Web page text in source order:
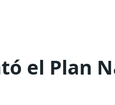
el Plan